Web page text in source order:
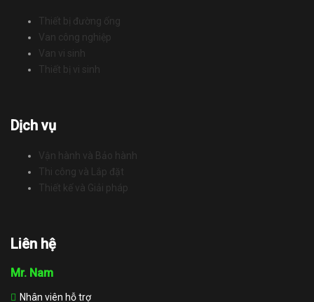
Thiết bị đường ống
Van công nghiệp
Van vi sinh
Thiết bị vi sinh
Dịch vụ
Vận hành và Bảo hành
Thi công và Lắp đặt
Thiết kế và Giải pháp
Liên hệ
Mr. Nam
Nhân viên hỗ trợ